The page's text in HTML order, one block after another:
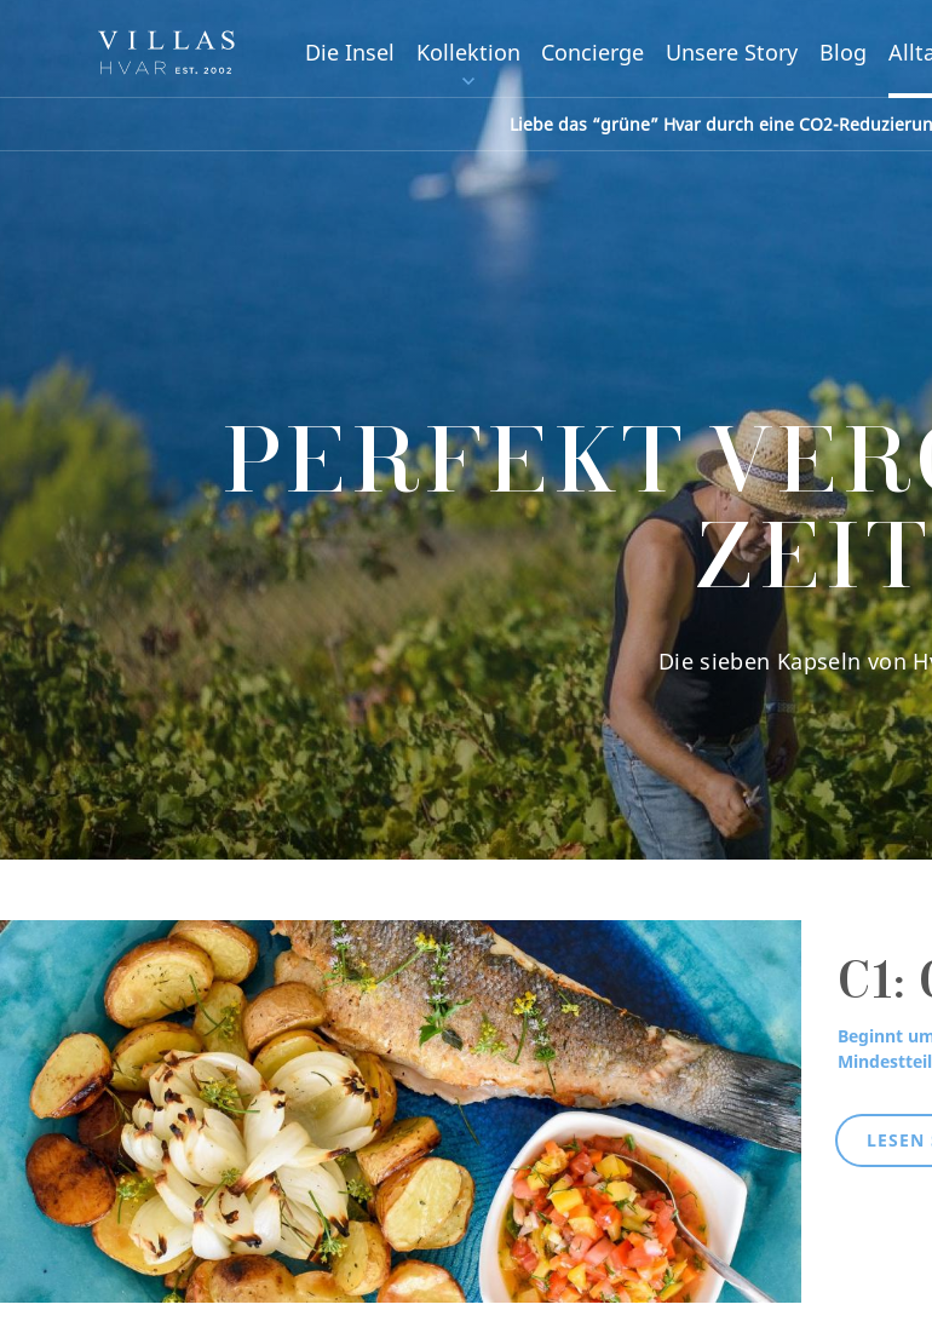
Die Insel Kollektion Concierge Unsere Story Blog
Liebe das “grüne” Hvar durch eine CO2-
PERFEKT
ZEIT
Die sieben Kapseln von
C1:
Beginnt
LESEN